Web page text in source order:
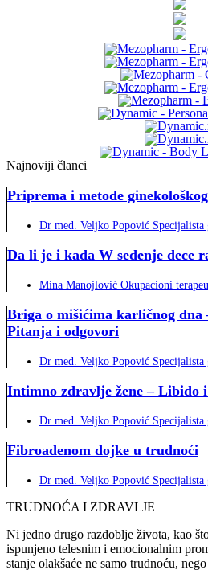
Najnoviji članci
Priprema i metode
Dr med. Veljko Popović Specijalista
Da li je i kada W sedenje dece
Mina Manojlović Okupacioni
Briga o mišićima karličnog dna
Pitanja i odgovori
Dr med. Veljko Popović Specijalista
Intimno zdravlje žene – Libido
Dr med. Veljko Popović Specijalista
Fibroadenom dojke u trudnoći
Dr med. Veljko Popović Specijalista
TRUDNOĆA I ZDRAVLJE
Ni jedno drugo razdoblje života, kao
ispunjeno telesnim i emocionalnim
stanje olakšaće ne samo trudnoću,